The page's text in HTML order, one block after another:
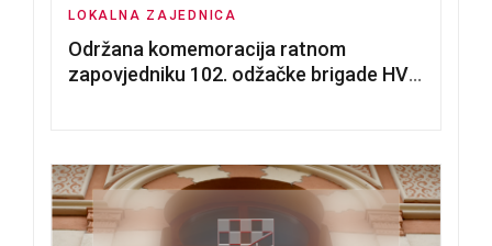
LOKALNA ZAJEDNICA
Održana komemoracija ratnom
zapovjedniku 102. odžačke brigade HVO